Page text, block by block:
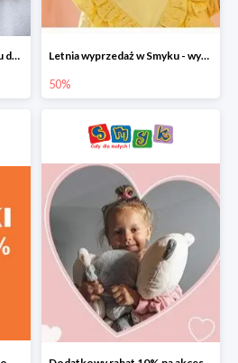
Marka Motherhood w Smyku do -40% Letnia wyprzedaż w Smyku - wybrane ubrania i buty do -50%
50%